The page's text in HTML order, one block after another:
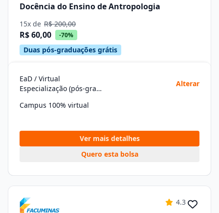
Docência do Ensino de Antropologia
15x de R$ 200,00
R$ 60,00 -70%
Duas pós-graduações grátis
EaD / Virtual
Especialização (pós-graduação)
Alterar
Campus 100% virtual
Ver mais detalhes
Quero esta bolsa
4.3